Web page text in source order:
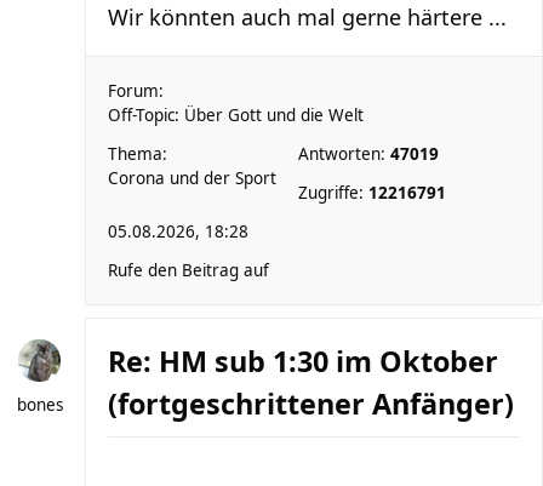
Wir könnten auch mal gerne härtere ...
Forum:
Off-Topic: Über Gott und die Welt
Thema:
Corona und der Sport
Antworten: 47019
Zugriffe: 12216791
05.08.2026, 18:28
Rufe den Beitrag auf
bones
Re: HM sub 1:30 im Oktober
(fortgeschrittener Anfänger)